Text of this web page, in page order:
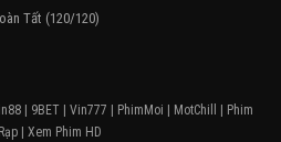
Tất (120/120)
9BET Vin777 PhimMoi MotChill
Phim
Xem Phim HD